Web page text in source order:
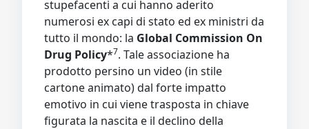
stupefacenti a cui hanno aderito
numerosi ex capi di stato ed ex ministri da
tutto il mondo: la Global Commission On
Drug Policy*7. Tale associazione ha
prodotto persino un video (in stile
cartone animato) dal forte impatto
emotivo in cui viene trasposta in chiave
figurata la nascita e il declino della